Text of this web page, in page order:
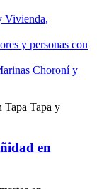
Vivienda,
y personas con
Choroní y
en